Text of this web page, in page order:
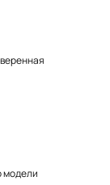
модели